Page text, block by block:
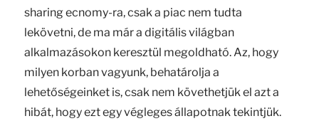
sharing ecnomy-ra, csak a piac nem tudta
lekövetni, de ma már a digitális világban
alkalmazásokon keresztül megoldható. Az, hogy
milyen korban vagyunk, behatárolja a
lehetőségeinket is, csak nem követhetjük el azt a
hibát, hogy ezt egy végleges állapotnak tekintjük.